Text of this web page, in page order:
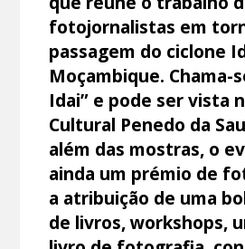
fotojornalistas em
passagem do ciclone
Moçambique. Chama-
Idai” e pode ser vista
Cultural Penedo da
além das mostras, o
ainda um prémio de
a atribuição de uma
de livros, workshops,